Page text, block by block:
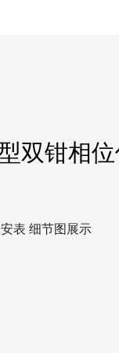
双钳相
表 细节图展示